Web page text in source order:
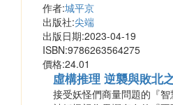
作者:城平京
出版社:尖端
出版日期:2023-04-19
ISBN:9786263564275
價格:24.01
虛構推理 逆襲與敗北
接受妖怪們商量問題的『